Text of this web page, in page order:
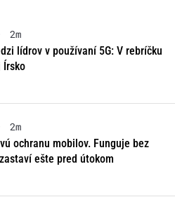
2m
lídrov v používaní 5G: V rebríčku
Írsko
2m
ochranu mobilov. Funguje bez
ešte pred útokom